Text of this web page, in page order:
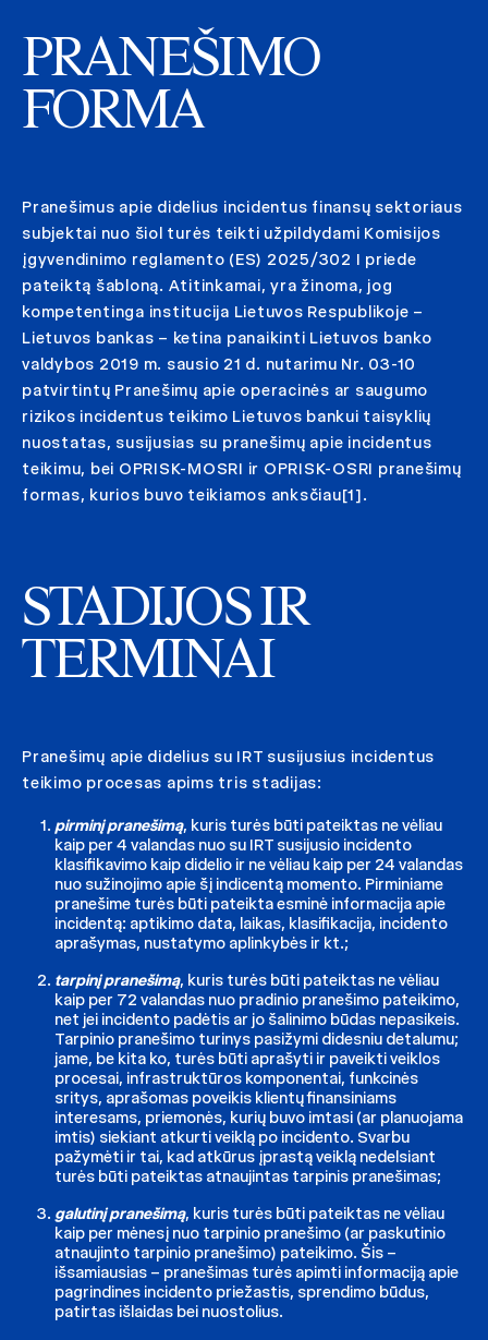
PRANEŠIMO
FORMA
Pranešimus apie didelius incidentus finansų sektoriaus
subjektai nuo šiol turės teikti užpildydami Komisijos
įgyvendinimo reglamento (ES) 2025/302 I priede
pateiktą šabloną. Atitinkamai, yra žinoma, jog
kompetentinga institucija Lietuvos Respublikoje –
Lietuvos bankas – ketina panaikinti Lietuvos banko
valdybos 2019 m. sausio 21 d. nutarimu Nr. 03-10
patvirtintų Pranešimų apie operacinės ar saugumo
rizikos incidentus teikimo Lietuvos bankui taisyklių
nuostatas, susijusias su pranešimų apie incidentus
teikimu, bei OPRISK-MOSRI ir OPRISK-OSRI pranešimų
formas, kurios buvo teikiamos anksčiau[1].
STADIJOS IR
TERMINAI
Pranešimų apie didelius su IRT susijusius incidentus
teikimo procesas apims tris stadijas:
pirminį pranešimą, kuris turės būti pateiktas ne vėliau
kaip per 4 valandas nuo su IRT susijusio incidento
klasifikavimo kaip didelio ir ne vėliau kaip per 24 valandas
nuo sužinojimo apie šį indicentą momento. Pirminiame
pranešime turės būti pateikta esminė informacija apie
incidentą: aptikimo data, laikas, klasifikacija, incidento
aprašymas, nustatymo aplinkybės ir kt.;
tarpinį pranešimą, kuris turės būti pateiktas ne vėliau
kaip per 72 valandas nuo pradinio pranešimo pateikimo,
net jei incidento padėtis ar jo šalinimo būdas nepasikeis.
Tarpinio pranešimo turinys pasižymi didesniu detalumu;
jame, be kita ko, turės būti aprašyti ir paveikti veiklos
procesai, infrastruktūros komponentai, funkcinės
sritys, aprašomas poveikis klientų finansiniams
interesams, priemonės, kurių buvo imtasi (ar planuojama
imtis) siekiant atkurti veiklą po incidento. Svarbu
pažymėti ir tai, kad atkūrus įprastą veiklą nedelsiant
turės būti pateiktas atnaujintas tarpinis pranešimas;
galutinį pranešimą, kuris turės būti pateiktas ne vėliau
kaip per mėnesį nuo tarpinio pranešimo (ar paskutinio
atnaujinto tarpinio pranešimo) pateikimo. Šis –
išsamiausias – pranešimas turės apimti informaciją apie
pagrindines incidento priežastis, sprendimo būdus,
patirtas išlaidas bei nuostolius.